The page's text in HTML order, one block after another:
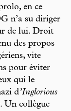
en ce
n’a su diriger
de lui. Droit
des propos
vite
pour éviter
qui le
d’Inglorious
Un collègue